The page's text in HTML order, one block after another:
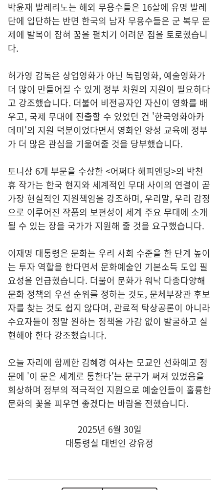
박윤재 발레리노는 해외 무용수들은 16살에 유명 발레
단에 입단하는 반면 한국의 남자 무용수들은 군 복무 문
제에 발목이 잡혀 꿈을 펼치기 어려운 점을 토로했습니
다.
허가영 감독은 상업영화가 아닌 독립영화, 예술영화가
더 많이 만들어질 수 있게 정부 차원의 지원이 필요하다
고 강조했습니다. 더불어 비전공자인 자신이 영화를 배
우고, 국제 무대에 진출할 수 있었던 건 '한국영화아카
데미'의 지원 덕분이었다면서 영화인 양성 교육에 정부
가 더 많은 관심을 기울여줄 것을 당부했습니다.
토니상 6개 부문을 수상한 <어쩌다 해피엔딩>의 박천
휴 작가는 한국 현지와 세계적인 무대 사이의 연결이 곧
가장 현실적인 지원책임을 강조하며, 우리말, 우리 감정
으로 이루어진 작품의 보편성이 세계 주요 무대에 소개
될 수 있는 장을 국가가 지원해 줄 것을 요구했습니다.
이재명 대통령은 문화는 우리 사회 수준을 한 단계 높이
는 투자 역할을 한다면서 문화예술인 기본소득 도입 필
요성을 언급했습니다. 더불어 문화가 워낙 다종다양해
문화 정책의 우선 순위를 정하는 것도, 문체부장관 후보
자를 찾는 것도 쉽지 않다며, 관료적 탁상공론이 아니라
수요자들이 정말 원하는 정책을 가감 없이 발굴하고 실
현해야 한다 강조했습니다.
오늘 자리에 함께한 김혜경 여사는 모교인 선화예고 정
문에 '이 문은 세계로 통한다'는 문구가 써져 있었음을
회상하며 정부의 적극적인 지원으로 예술인들이 훌륭한
문화의 꽃을 피우면 좋겠다는 바람을 전했습니다.
2025년 6월 30일
대통령실 대변인 강유정